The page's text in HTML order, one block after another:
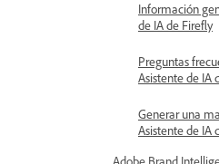
Información
de IA de Firefly
Preguntas
Asistente de IA
Generar una
Asistente de IA
Adobe Brand